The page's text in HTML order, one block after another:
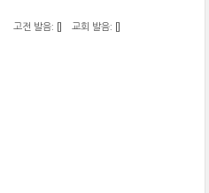
고전 발음: [] 교회 발음: []